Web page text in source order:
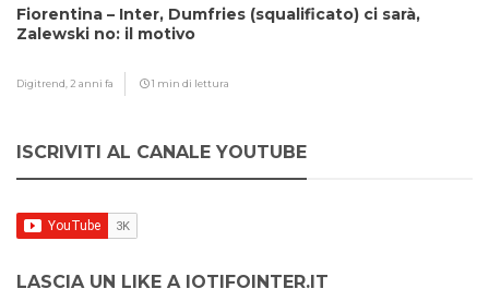
Fiorentina – Inter, Dumfries (squalificato) ci sarà,
Zalewski no: il motivo
Digitrend, 2 anni fa 1 min di lettura
ISCRIVITI AL CANALE YOUTUBE
LASCIA UN LIKE A IOTIFOINTER.IT